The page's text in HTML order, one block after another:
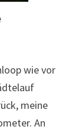
wie vor
meine
An